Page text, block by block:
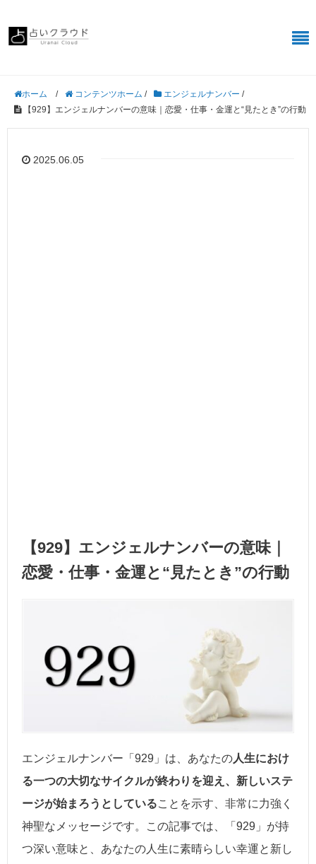
ホーム / コンテンツホーム / エンジェルナンバー /
【929】エンジェルナンバーの意味｜恋愛・仕事・金運と“見たとき”の行動
2025.06.05
【929】エンジェルナンバーの意味｜
恋愛・仕事・金運と“見たとき”の行動
エンジェルナンバー「929」は、あなたの人生におけ
る一つの大切なサイクルが終わりを迎え、新しいステ
ージが始まろうとしていることを示す、非常に力強く
神聖なメッセージです。この記事では、「929」が持
つ深い意味と、あなたの人生に素晴らしい幸運と新し